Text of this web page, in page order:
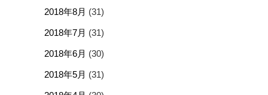
2018年8月 (31)
2018年7月 (31)
2018年6月 (30)
2018年5月 (31)